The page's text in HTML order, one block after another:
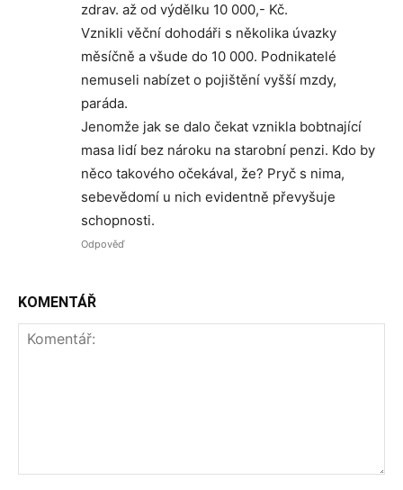
zdrav. až od výdělku 10 000,- Kč.
Vznikli věční dohodáři s několika úvazky
měsíčně a všude do 10 000. Podnikatelé
nemuseli nabízet o pojištění vyšší mzdy,
paráda.
Jenomže jak se dalo čekat vznikla bobtnající
masa lidí bez nároku na starobní penzi. Kdo by
něco takového očekával, že? Pryč s nima,
sebevědomí u nich evidentně převyšuje
schopnosti.
Odpověď
KOMENTÁŘ